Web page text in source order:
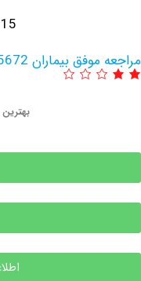
بیماران 5672
بهترین راههای
تماس
اطلاعات